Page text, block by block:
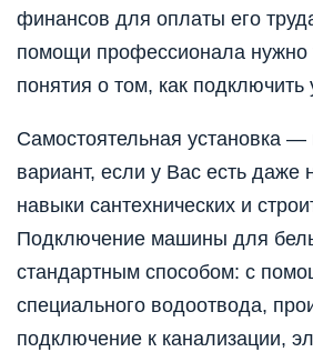
финансов для оплаты его
помощи профессионала нужно
понятия о том, как подключить
Самостоятельная установка
вариант, если у Вас есть даже
навыки сантехнических и
Подключение машины для
стандартным способом: с
специального водоотвода,
подключение к канализации,